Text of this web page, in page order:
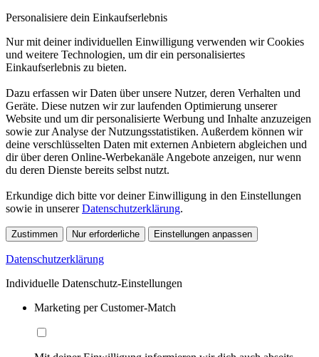
Personalisiere dein Einkaufserlebnis
Nur mit deiner individuellen Einwilligung verwenden wir Cookies
und weitere Technologien, um dir ein personalisiertes
Einkaufserlebnis zu bieten.
Dazu erfassen wir Daten über unsere Nutzer, deren Verhalten und
Geräte. Diese nutzen wir zur laufenden Optimierung unserer
Website und um dir personalisierte Werbung und Inhalte anzuzeigen
sowie zur Analyse der Nutzungsstatistiken. Außerdem können wir
deine verschlüsselten Daten mit externen Anbietern abgleichen und
dir über deren Online-Werbekanäle Angebote anzeigen, nur wenn
du deren Dienste bereits selbst nutzt.
Erkundige dich bitte vor deiner Einwilligung in den Einstellungen
sowie in unsererDatenschutzerklärung.
Zustimmen Nur erforderliche Einstellungen anpassen
Datenschutzerklärung
Individuelle Datenschutz-Einstellungen
Marketing per Customer-Match